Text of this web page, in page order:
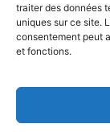
traiter des données
uniques sur ce site.
consentement peut
et fonctions.
Accueil
Maghreb
©